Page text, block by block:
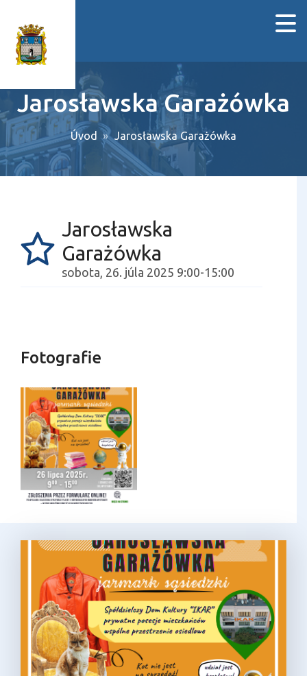
Jarosławska Garażówka
Úvod Jarosławska Garażówka
Jarosławska
Garażówka
sobota, 26. júla 2025 9:00-15:00
Fotografie